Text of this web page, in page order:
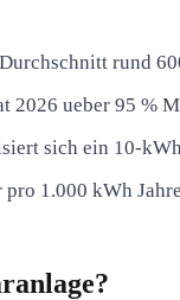
rund
2026 ueber 95 %
sich ein 10-
1.000 kWh